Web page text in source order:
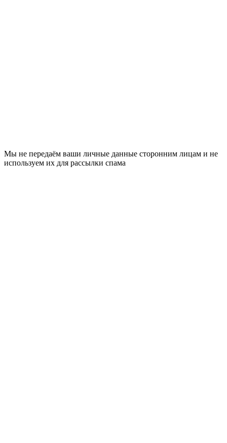
Мы не передаём ваши личные данные сторонним лицам и не
используем их для рассылки спама